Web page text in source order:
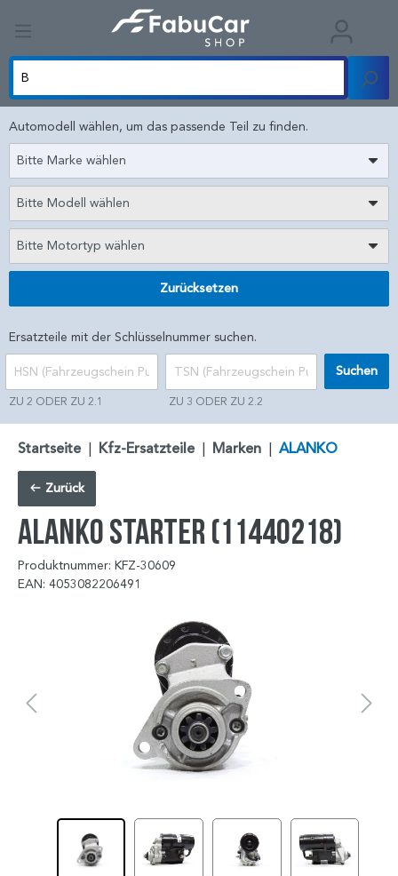
Automodell wählen, um das passende Teil zu finden.
Bitte Marke wählen
Bitte Modell wählen
Bitte Motortyp wählen
Zurücksetzen
Ersatzteile mit der Schlüsselnummer suchen.
ZU 2 ODER ZU 2.1 ZU 3 ODER ZU 2.2
Suchen
Startseite | Kfz-Ersatzteile | Marken | ALANKO
Zurück
ALANKO Starter (11440218)
Produktnummer: KFZ-30609
EAN: 4053082206491